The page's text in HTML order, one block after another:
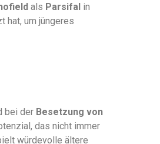
als Parsifal in
hat, um jüngeres
bei der Besetzung von
das nicht immer
würdevolle ältere